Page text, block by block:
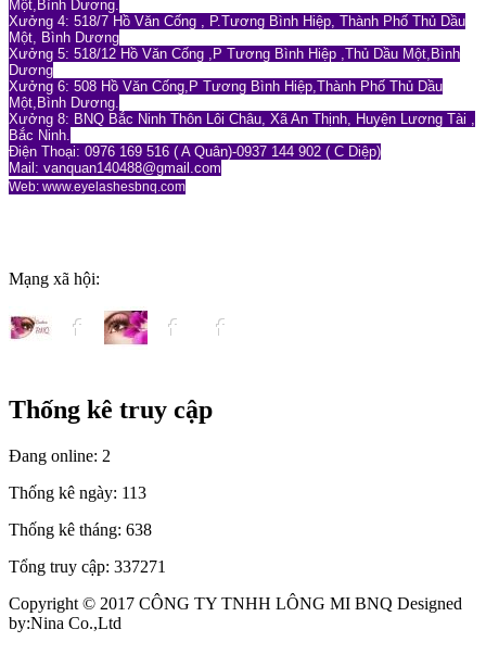
Một,Bình Dương.
Xưởng 4: 518/7 Hồ Văn Cống , P.Tương Bình Hiệp, Thành Phố Thủ Dầu
Một, Bình Dương
Xưởng 5: 518/12 Hồ Văn Cống ,P Tương Bình Hiệp ,Thủ Dầu Một,Bình
Dương
Xưởng 6: 508 Hồ Văn Cống,P Tương Bình Hiệp,Thành Phố Thủ Dầu
Một,Bình Dương.
Xưởng 8: BNQ Bắc Ninh Thôn Lôi Châu, Xã An Thịnh, Huyện Lương Tài ,
Bắc Ninh.
Điện Thoại: 0976 169 516 ( A Quân)-0937 144 902 ( C Diệp)
Mail: vanquan140488@gmail.com
Web: www.eyelashesbnq.com
Mạng xã hội:
Thống kê truy cập
Đang online: 2
Thống kê ngày: 113
Thống kê tháng: 638
Tổng truy cập: 337271
Copyright © 2017 CÔNG TY TNHH LÔNG MI BNQ Designed
by:Nina Co.,Ltd